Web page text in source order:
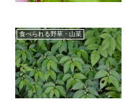
食べられる野草・山菜